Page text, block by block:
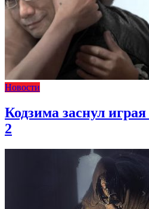
Новости
Кодзима заснул
2